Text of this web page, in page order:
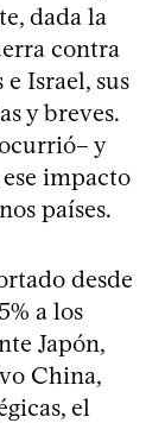
dada la
contra
Israel, sus
y breves.
y
impacto
países.
desde
a los
Japón,
China,
el